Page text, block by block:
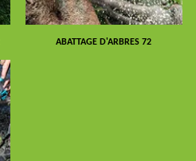
ABATTAGE D'ARBRES 72